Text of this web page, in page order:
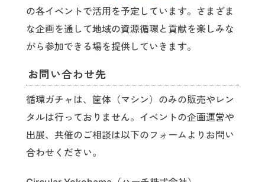
の各イベントで活用を予定しています。さまざま
な企画を通して地域の資源循環と貢献を楽しみな
がら参加できる場を提供していきます。
お問い合わせ先
循環ガチャは、筐体（マシン）のみの販売やレン
タルは行っておりません。イベントの企画運営や
出展、共催のご相談は以下のフォームよりお問い
合わせください。